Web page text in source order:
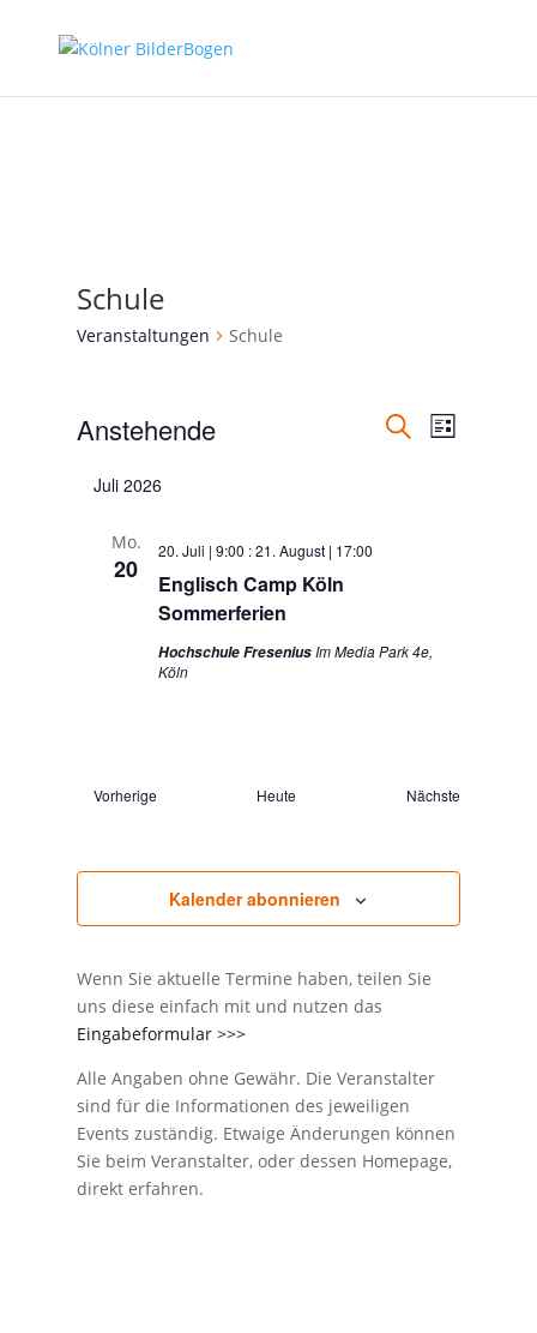
Schule
Veranstaltungen Schule
Veranstaltungen Liste
Anstehende
wählen.
Juli 2026
Mo.
20
Englisch Camp Köln
Sommerferien
20. Juli | 9:00 :21. August | 17:00
Hochschule FreseniusIm Media Park 4e,
Köln
Vorherige
Heute
Nächste
Kalender abonnieren
Wenn Sie aktuelle Termine haben, teilen Sie
uns diese einfach mit und nutzen das
Eingabeformular >>>
Alle Angaben ohne Gewähr. Die Veranstalter
sind für die Informationen des jeweiligen
Events zuständig. Etwaige Änderungen können
Sie beim Veranstalter, oder dessen Homepage,
direkt erfahren.